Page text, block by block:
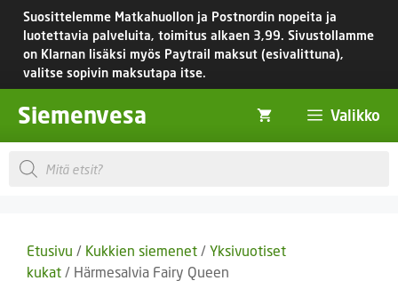
Siirry
sisältöön
Suosittelemme Matkahuollon ja Postnordin nopeita ja
luotettavia palveluita, toimitus alkaen 3,99. Sivustollamme
on Klarnan lisäksi myös Paytrail maksut (esivalittuna),
valitse sopivin maksutapa itse.
Siemenvesa Valikko
Products
search
Etusivu / Kukkien siemenet / Yksivuotiset
kukat / Härmesalvia Fairy Queen